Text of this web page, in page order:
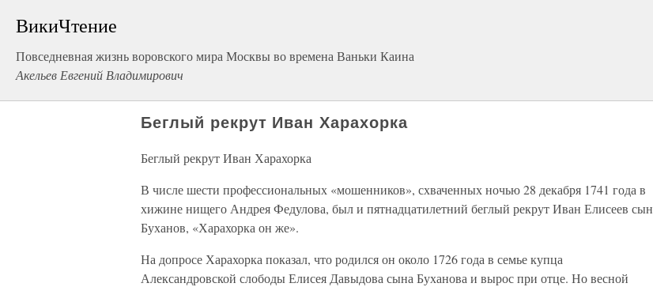
ВикиЧтение
Повседневная жизнь воровского мира Москвы во времена Ваньки Каина
Акельев Евгений Владимирович
Беглый рекрут Иван Харахорка
Беглый рекрут Иван Харахорка
В числе шести профессиональных «мошенников», схваченных ночью 28 декабря 1741 года в
хижине нищего Андрея Федулова, был и пятнадцатилетний беглый рекрут Иван Елисеев сын
Буханов, «Харахорка он же».
На допросе Харахорка показал, что родился он около 1726 года в семье купца
Александровской слободы Елисея Давыдова сына Буханова и вырос при отце. Но весной